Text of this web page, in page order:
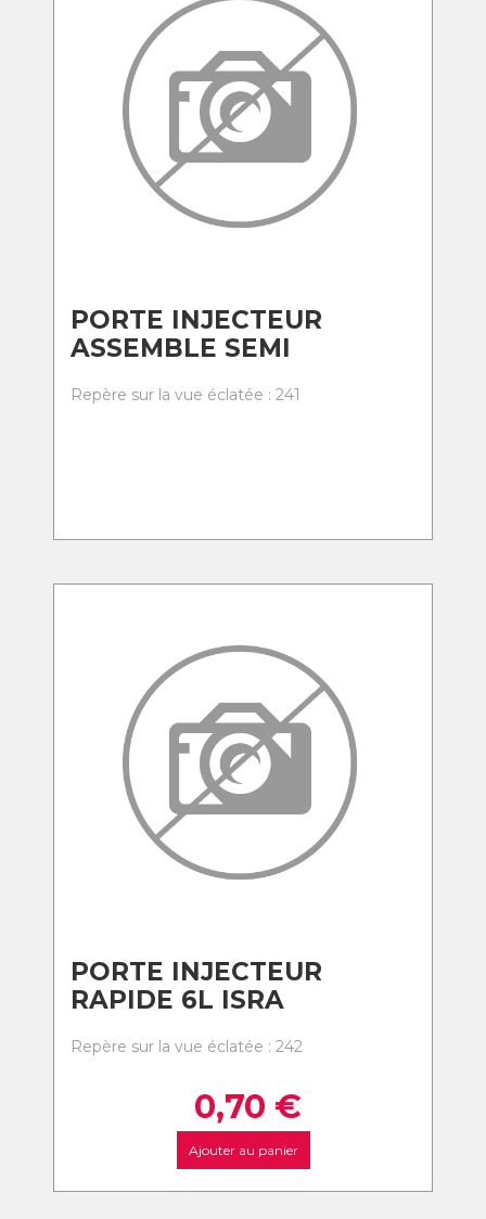
PORTE INJECTEUR
ASSEMBLE SEMI
Repère sur la vue éclatée : 241
PORTE INJECTEUR
RAPIDE 6L ISRA
Repère sur la vue éclatée : 242
0,70 €
Ajouter au panier